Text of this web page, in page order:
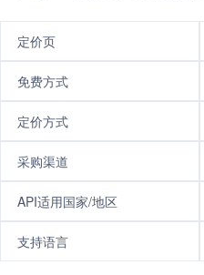
定价页
免费方式
定价方式
采购渠道
API适用国家/地区
支持语言